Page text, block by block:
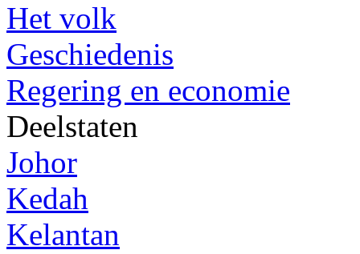
Het volk
Geschiedenis
Regering en economie
Deelstaten
Johor
Kedah
Kelantan